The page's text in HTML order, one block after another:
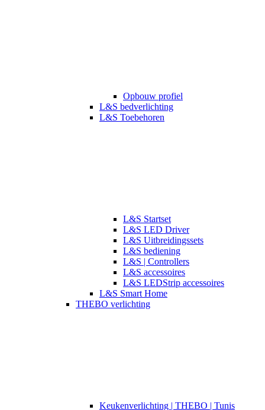
Opbouw profiel
L&S bedverlichting
L&S Toebehoren
L&S Startset
L&S LED Driver
L&S Uitbreidingssets
L&S bediening
L&S | Controllers
L&S accessoires
L&S LEDStrip accessoires
L&S Smart Home
THEBO verlichting
​​Keukenverlichting | THEBO | Tunis